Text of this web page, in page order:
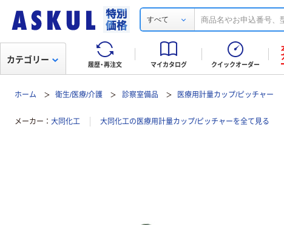
すべて
履歴・再注文 マイカタログ クイックオーダー
カテゴリー
ホーム 衛生/医療/介護 診察室備品 医療用計量カップ/ピッチャー
メーカー 大同化工 大同化工の医療用計量カップ/ピッチャーを全て見る